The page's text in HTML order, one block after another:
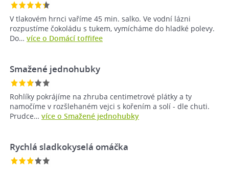
V tlakovém hrnci vaříme 45 min. salko. Ve vodní lázni
rozpustíme čokoládu s tukem, vymícháme do hladké polevy.
Do… více o Domácí toffifee
Smažené jednohubky
Rohlíky pokrájíme na zhruba centimetrové plátky a ty
namočíme v rozšlehaném vejci s kořením a solí - dle chuti.
Prudce… více o Smažené jednohubky
Rychlá sladkokyselá omáčka